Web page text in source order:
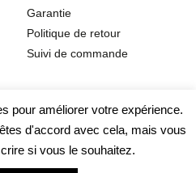
Garantie
Politique de retour
Suivi de commande
pour améliorer votre expérience.
d'accord avec cela, mais vous
si vous le souhaitez.